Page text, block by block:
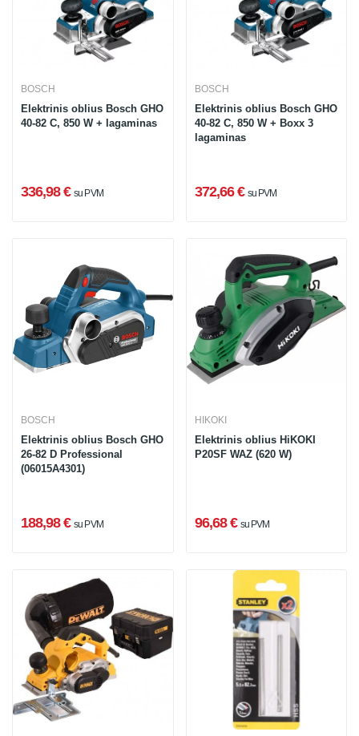
BOSCH
Elektrinis oblius Bosch GHO
40-82 C, 850 W + lagaminas
336,98 € su PVM
BOSCH
Elektrinis oblius Bosch GHO
40-82 C, 850 W + Boxx 3
lagaminas
372,66 € su PVM
BOSCH
Elektrinis oblius Bosch GHO
26-82 D Professional
(06015A4301)
188,98 € su PVM
HIKOKI
Elektrinis oblius HiKOKI
P20SF WAZ (620 W)
96,68 € su PVM